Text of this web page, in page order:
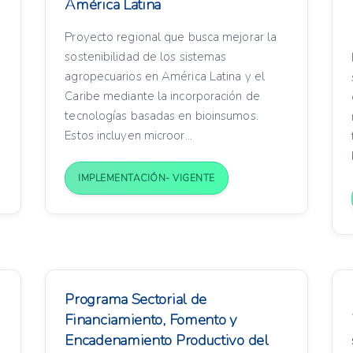
América Latina
Proyecto regional que busca mejorar la
sostenibilidad de los sistemas
agropecuarios en América Latina y el
Caribe mediante la incorporación de
tecnologías basadas en bioinsumos.
Estos incluyen microor...
IMPLEMENTACIÓN- VIGENTE
Programa Sectorial de
Financiamiento, Fomento y
Encadenamiento Productivo del